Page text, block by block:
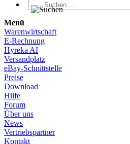
Menü
Warenwirtschaft
E-Rechnung
Hyreka AI
Versandplatz
eBay-Schnittstelle
Preise
Download
Hilfe
Forum
Über uns
News
Vertriebspartner
Kontakt